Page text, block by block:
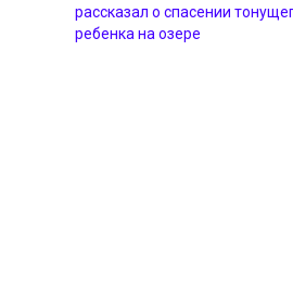
рассказал о спасении
ребенка на озере